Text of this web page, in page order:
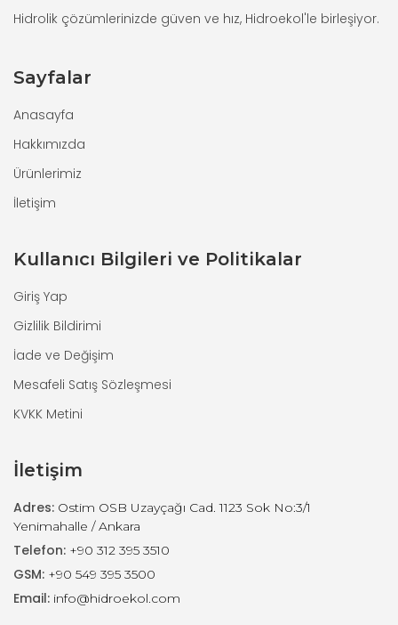
Hidrolik çözümlerinizde güven ve hız, Hidroekol'le birleşiyor.
Sayfalar
Anasayfa
Hakkımızda
Ürünlerimiz
İletişim
Kullanıcı Bilgileri ve Politikalar
Giriş Yap
Gizlilik Bildirimi
İade ve Değişim
Mesafeli Satış Sözleşmesi
KVKK Metini
İletişim
Adres: Ostim OSB Uzayçağı Cad. 1123 Sok No:3/1
Yenimahalle / Ankara
Telefon: +90 312 395 3510
GSM: +90 549 395 3500
Email: info@hidroekol.com